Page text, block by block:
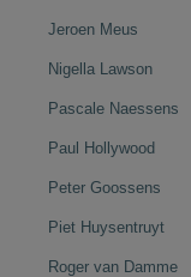
Jeroen Meus
Nigella Lawson
Pascale Naessens
Paul Hollywood
Peter Goossens
Piet Huysentruyt
Roger van Damme